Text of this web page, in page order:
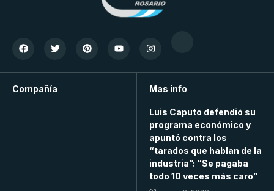
Compañía Mas info
Luis Caputo defendió su
programa económico y
apuntó contra los
“tarados que hablan de la
industria”: “Se pagaba
todo 10 veces más caro”